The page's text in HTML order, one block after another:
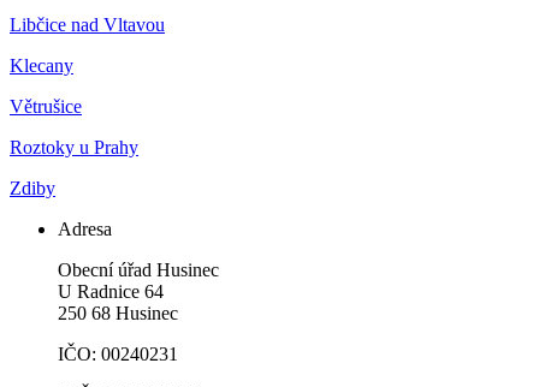
Libčice nad Vltavou
Klecany
Větrušice
Roztoky u Prahy
Zdiby
Adresa
Obecní úřad Husinec
U Radnice 64
250 68 Husinec
IČO: 00240231